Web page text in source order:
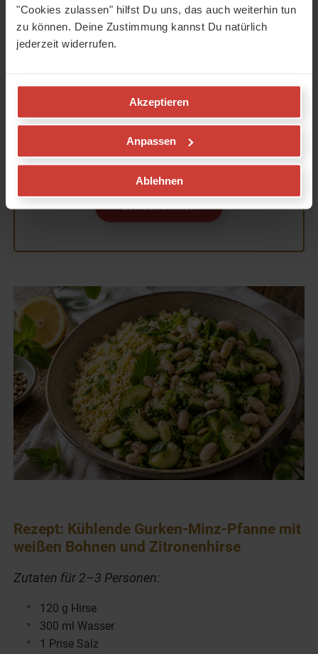
"Cookies zulassen" hilfst Du uns, das auch weiterhin tun
zu können. Deine Zustimmung kannst Du natürlich
jederzeit widerrufen.
Akzeptieren
Anpassen
Ablehnen
ohne hungern und mit persönlicher
Begleitung von Melanie Strohm-Beran.
nährenden Mahlzeiten täglich, persönlicher
Begleitung und nachhaltiger Veränderung.
Mehr Infos und die Anmeldung findest Du
hier:
ZUR DETOX-KUR
Rezept: Kühlende Gurken-Minz-Pfanne mit
weißen Bohnen und Zitronenhirse
Zutaten für 2–3 Personen:
120 g Hirse
300 ml Wasser
1 Prise Salz